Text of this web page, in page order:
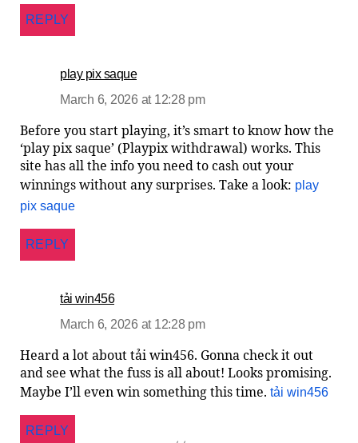
REPLY
play pix saque
March 6, 2026 at 12:28 pm
Before you start playing, it’s smart to know how the
‘play pix saque’ (Playpix withdrawal) works. This
site has all the info you need to cash out your
winnings without any surprises. Take a look: play
pix saque
REPLY
tải win456
March 6, 2026 at 12:28 pm
Heard a lot about tải win456. Gonna check it out
and see what the fuss is all about! Looks promising.
Maybe I’ll even win something this time. tải win456
REPLY